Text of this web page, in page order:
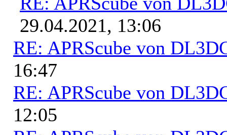
29.04.2021, 13:06
RE: APRScube von
16:47
RE: APRScube von
12:05